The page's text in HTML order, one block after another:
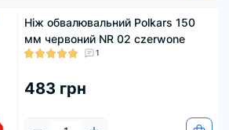
Ніж обвалювальний Polkars 150
мм червоний NR 02 czerwone
1
483 грн